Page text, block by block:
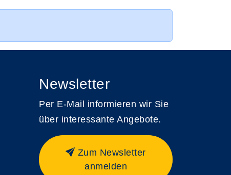
Newsletter
Per E-Mail informieren wir Sie
über interessante Angebote.
Zum Newsletter
anmelden